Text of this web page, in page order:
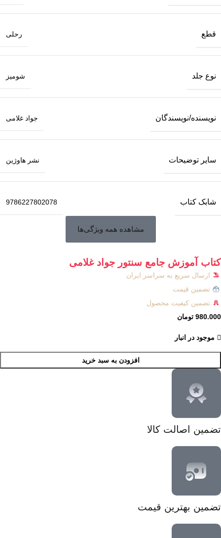
قطع رحلی
نوع جلد شومیز
نویسنده/نویسندگان جواد غلامی
سایر توضیحات نشر هاوژین
شابک کتاب 9786227802078
مشاهده همه ویژگی‌ها
کتاب آموزش جامع سنتور جواد غلامی
ارسال سریع به سراسر ایران
تضمین قیمت
تضمین کیفیت محصول
980.000 تومان
موجود در انبار
افزودن به سبد خرید
تضمین اصالت کالا
تضمین بهترین قیمت